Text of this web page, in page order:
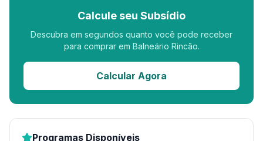
Calcule seu Subsídio
Descubra em segundos quanto você pode receber
para comprar em Balneário Rincão.
Calcular Agora
Programas Disponíveis